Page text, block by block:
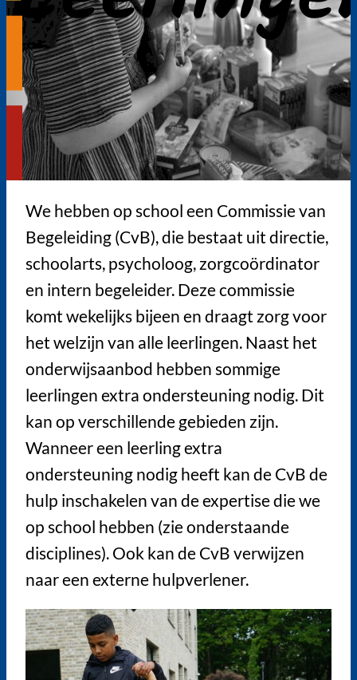
We hebben op school een Commissie van
Begeleiding (CvB), die bestaat uit directie,
schoolarts, psycholoog, zorgcoördinator
en intern begeleider. Deze commissie
komt wekelijks bijeen en draagt zorg voor
het welzijn van alle leerlingen. Naast het
onderwijsaanbod hebben sommige
leerlingen extra ondersteuning nodig. Dit
kan op verschillende gebieden zijn.
Wanneer een leerling extra
ondersteuning nodig heeft kan de CvB de
hulp inschakelen van de expertise die we
op school hebben (zie onderstaande
disciplines). Ook kan de CvB verwijzen
naar een externe hulpverlener.